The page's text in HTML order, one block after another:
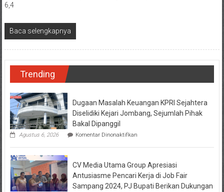
6,4
Baca selengkapnya
Trending
Dugaan Masalah Keuangan KPRI Sejahtera
Diselidiki Kejari Jombang, Sejumlah Pihak
Bakal Dipanggil
Agustus 6, 2026 Komentar Dinonaktifkanpada
Masalah
KPRI
Sejahtera
Diselidiki
Kejari
CV Media Utama Group Apresiasi
Antusiasme Pencari Kerja di Job Fair
Sampang 2024, PJ Bupati Berikan Dukungan